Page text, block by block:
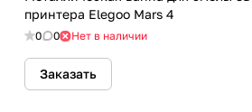
принтера Elegoo Mars 4
0 0 Нет в наличии
Заказать